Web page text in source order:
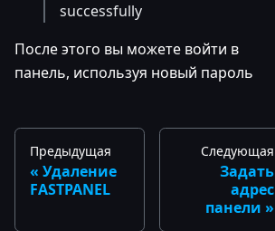
successfully
После этого вы можете войти в
панель, используя новый пароль
Предыдущая
Удаление
FASTPANEL
Следующая
Задать
адрес
панели